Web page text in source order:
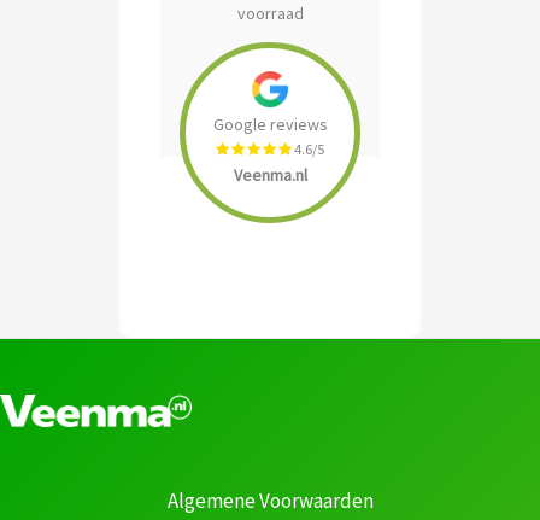
voorraad
Google reviews
4.6/5
Veenma.nl
Algemene Voorwaarden